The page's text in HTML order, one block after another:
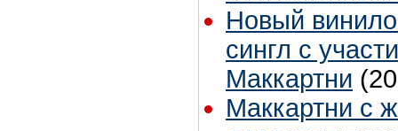
Новый
сингл с
Маккартни
Маккартни с